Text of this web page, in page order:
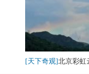
[天下奇观]北京彩虹